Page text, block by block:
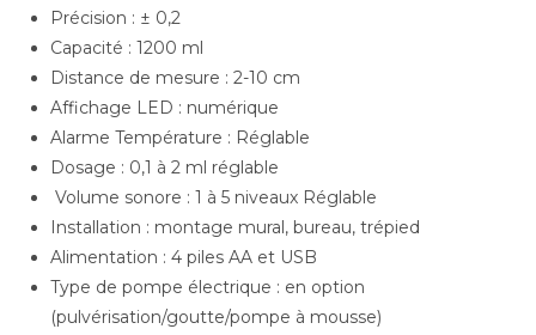
Précision : ± 0,2
Capacité : 1200 ml
Distance de mesure : 2-10 cm
Affichage LED : numérique
Alarme Température : Réglable
Dosage : 0,1 à 2 ml réglable
Volume sonore : 1 à 5 niveaux Réglable
Installation : montage mural, bureau, trépied
Alimentation : 4 piles AA et USB
Type de pompe électrique : en option
(pulvérisation/goutte/pompe à mousse)